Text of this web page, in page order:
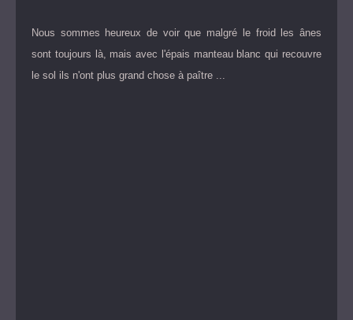
Nous sommes heureux de voir que malgré le froid les ânes
sont toujours là, mais avec l'épais manteau blanc qui recouvre
le sol ils n'ont plus grand chose à paître ...